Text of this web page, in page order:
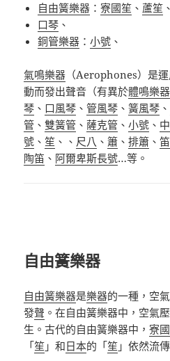
自由簧樂器 ：寮國笙 、 蘆笙
口琴 、
銅管樂器 ：小號 、
氣鳴樂器 （Aerophones）是
動而發出聲音（有異於體鳴樂器
琴 、 口風琴 、管風琴 、簧風琴 、
管 、雙簧管 、薩克管 、小號 、
號 、 笙 、 、 尺八 、簫 、排簫 、
陶笛 、 阿爾卑斯長號…等。
自由簧樂器
自由簧樂器是樂器的一種，空
發聲 。在自由簧樂器中，空氣
生。古代的自由簧樂器中，寮國
「笙 」和日本的 「笙 」依然流